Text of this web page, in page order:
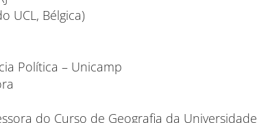
Bélgica)
Política – Unicamp
do Curso de Geografia da Universidade